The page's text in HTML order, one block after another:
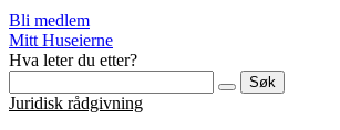
Bli medlem
Mitt Huseierne
Hva leter du etter?
Søk
Juridisk rådgivning